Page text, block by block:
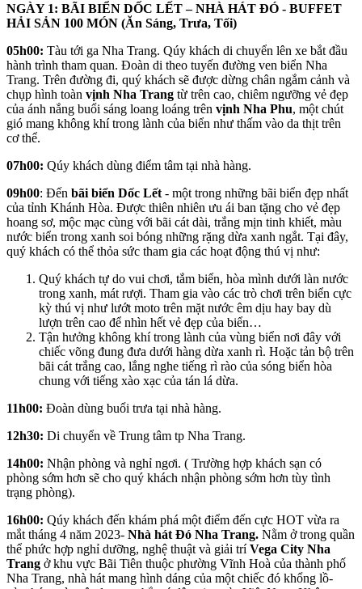
NGÀY 1: BÃI BIỂN DỐC LẾT – NHÀ HÁT ĐÓ - BUFFET
HẢI SẢN 100 MÓN (Ăn Sáng, Trưa, Tối)
05h00: Tàu tới ga Nha Trang. Qúy khách di chuyển lên xe bắt đầu
hành trình tham quan. Đoàn di theo tuyến đường ven biển Nha
Trang. Trên đường đi, quý khách sẽ được dừng chân ngắm cảnh và
chụp hình toàn vịnh Nha Trang từ trên cao, chiêm ngưỡng vẻ đẹp
của ánh nắng buổi sáng loang loáng trên vịnh Nha Phu, một chút
gió mang không khí trong lành của biển như thấm vào da thịt trên
cơ thể.
07h00: Qúy khách dùng điểm tâm tại nhà hàng.
09h00: Đến bãi biển Dốc Lết - một trong những bãi biển đẹp nhất
của tỉnh Khánh Hòa. Được thiên nhiên ưu ái ban tặng cho vẻ đẹp
hoang sơ, mộc mạc cùng với bãi cát dài, trắng mịn tinh khiết, màu
nước biển trong xanh soi bóng những rặng dừa xanh ngắt. Tại đây,
quý khách có thể thỏa sức tham gia các hoạt động thú vị như:
Quý khách tự do vui chơi, tắm biển, hòa mình dưới làn nước
trong xanh, mát rượi. Tham gia vào các trò chơi trên biển cực
kỳ thú vị như lướt moto trên mặt nước êm dịu hay bay dù
lượn trên cao để nhìn hết vẻ đẹp của biển…
Tận hưởng không khí trong lành của vùng biển nơi đây với
chiếc võng đung đưa dưới hàng dừa xanh rì. Hoặc tản bộ trên
bãi cát trắng cao, lắng nghe tiếng rì rào của sóng biển hòa
chung với tiếng xào xạc của tán lá dừa.
11h00: Đoàn dùng buổi trưa tại nhà hàng.
12h30: Di chuyển về Trung tâm tp Nha Trang.
14h00: Nhận phòng và nghỉ ngơi. ( Trường hợp khách sạn có
phòng sớm hơn sẽ cho quý khách nhận phòng sớm hơn tùy tình
trạng phòng).
16h00: Qúy khách đến khám phá một điểm đến cực HOT vừa ra
mắt tháng 4 năm 2023- Nhà hát Đó Nha Trang. Nằm ở trong quần
thể phức hợp nghỉ dưỡng, nghệ thuật và giải tríVega City Nha
Trang ở khu vực Bãi Tiên thuộc phường Vĩnh Hoà của thành phố
Nha Trang, nhà hát mang hình dáng của một chiếc đó khổng lồ-